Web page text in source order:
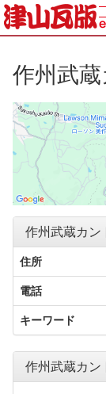
作州武
作州武蔵カン
住所
電話
キーワード
作州武蔵カン